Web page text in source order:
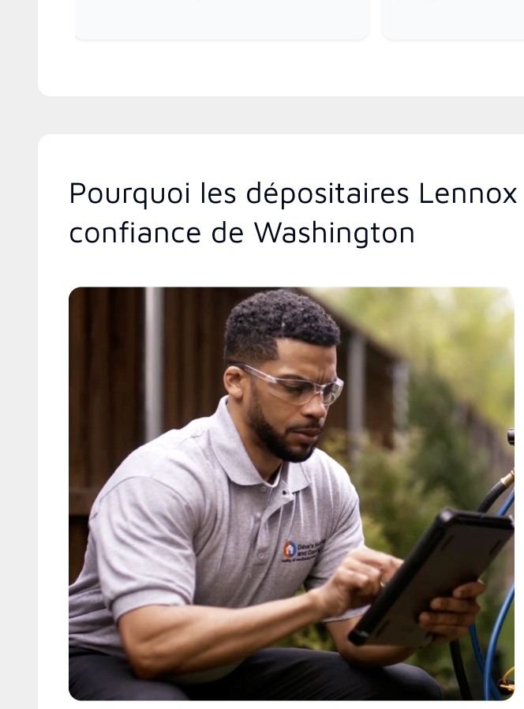
Pourquoi les dépositaires
confiance de Washington